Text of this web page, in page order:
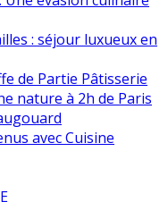
: séjour luxueux en
de Partie Pâtisserie
nature à 2h de Paris
avec Cuisine